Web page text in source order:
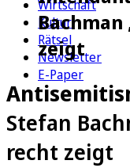
Wirtschaft
Kultur
Rätsel
Newsletter
E-Paper
zeigt
Stefan
recht zeigt